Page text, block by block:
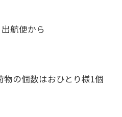
航便から
の個数はおひとり様1個